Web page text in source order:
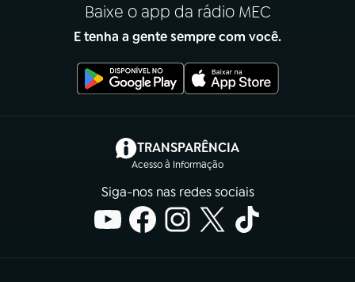
Baixe o app da rádio MEC
E tenha a gente sempre com você.
TRANSPARÊNCIA
Acesso à Informação
(abre em nova aba)
Siga-nos nas redes sociais